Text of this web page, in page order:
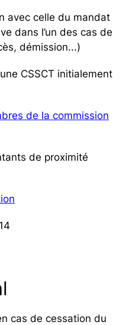
avec celle du mandat
dans l’un des cas de
démission...)
CSSCT initialement
de la commission
de proximité
cas de cessation du